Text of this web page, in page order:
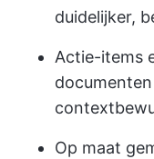
duidelijker,
Actie-items
Op maat